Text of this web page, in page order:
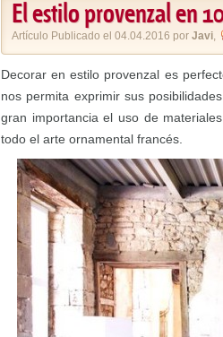
El estilo provenzal en
Artículo Publicado el 04.04.2016 por Javi,
Decorar en estilo provenzal es
nos permita exprimir sus
gran importancia el uso de
todo el arte ornamental francés.